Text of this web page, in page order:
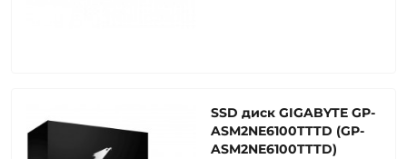
SSD диск GIGABYTE GP-
ASM2NE6100TTTD (GP-
ASM2NE6100TTTD)